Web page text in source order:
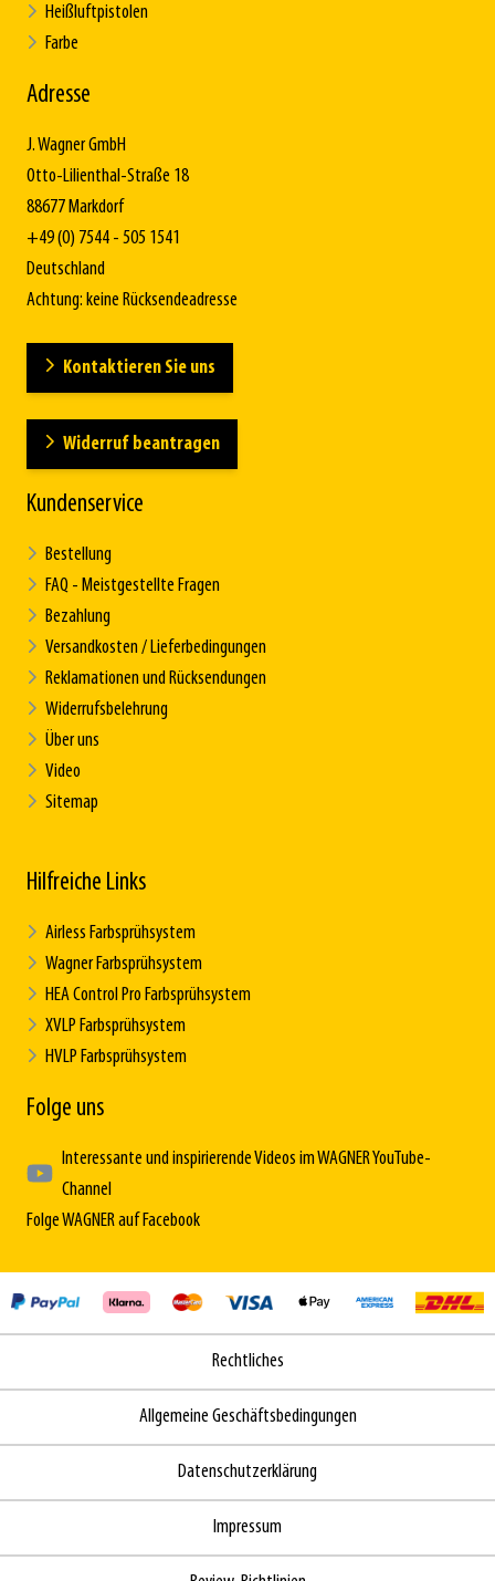
Heißluftpistolen
Farbe
Adresse
J. Wagner GmbH
Otto-Lilienthal-Straße 18
88677 Markdorf
+49 (0) 7544 - 505 1541
Deutschland
Achtung: keine Rücksendeadresse
Kontaktieren Sie uns
Widerruf beantragen
Kundenservice
Bestellung
FAQ - Meistgestellte Fragen
Bezahlung
Versandkosten / Lieferbedingungen
Reklamationen und Rücksendungen
Widerrufsbelehrung
Über uns
Video
Sitemap
Hilfreiche Links
Airless Farbsprühsystem
Wagner Farbsprühsystem
HEA Control Pro Farbsprühsystem
XVLP Farbsprühsystem
HVLP Farbsprühsystem
Folge uns
Interessante und inspirierende Videos im WAGNER YouTube-
Channel
Folge WAGNER auf Facebook
Rechtliches
Allgemeine Geschäftsbedingungen
Datenschutzerklärung
Impressum